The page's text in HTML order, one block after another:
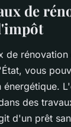
de
de
vous
L'
des
d'un prêt